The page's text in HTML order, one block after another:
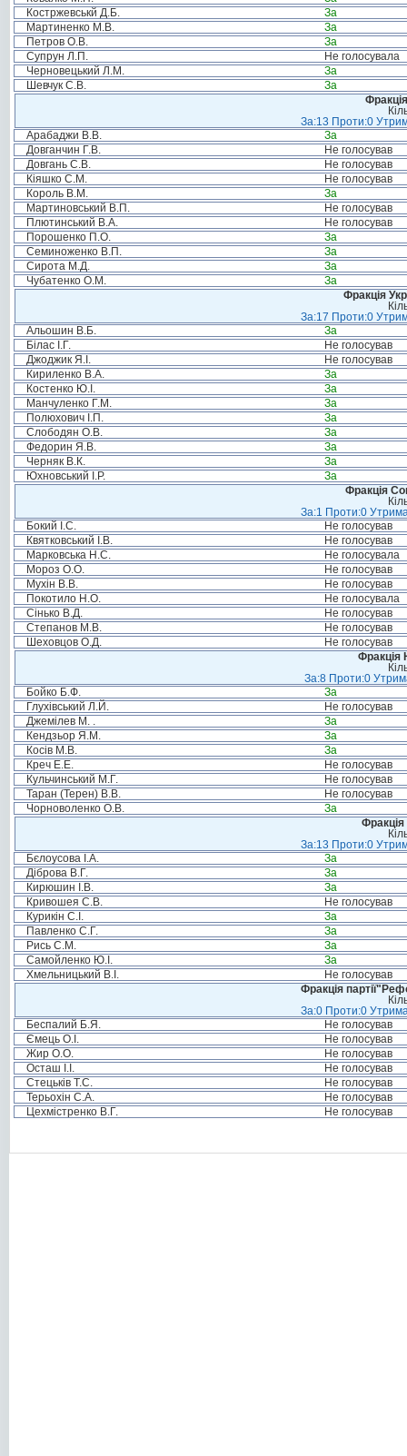
Костржевськй Д.Б.
За
Мартиненко М.В.
За
Петров О.В.
За
Супрун Л.П.
Не голосувала
Черновецький Л.М.
За
Шевчук С.В.
За
За:13 Проти:0
Арабаджи В.В.
За
Довганчин Г.В.
Не голосував
Довгань С.В.
Не голосував
Кіяшко С.М.
Не голосував
Король В.М.
За
Мартиновський В.П.
Не голосував
Плютинський В.А.
Не голосував
Порошенко П.О.
За
Семиноженко В.П.
За
Сирота М.Д.
За
Чубатенко О.М.
За
Фракція
За:17 Проти:0
Альошин В.Б.
За
Білас І.Г.
Не голосував
Джоджик Я.І.
Не голосував
Кириленко В.А.
За
Костенко Ю.І.
За
Манчуленко Г.М.
За
Полюхович І.П.
За
Слободян О.В.
За
Федорин Я.В.
За
Черняк В.К.
За
Юхновський І.Р.
За
Фракція
За:1 Проти:0
Бокий І.С.
Не голосував
Квятковський І.В.
Не голосував
Марковська Н.С.
Не голосувала
Мороз О.О.
Не голосував
Мухін В.В.
Не голосував
Покотило Н.О.
Не голосувала
Сінько В.Д.
Не голосував
Степанов М.В.
Не голосував
Шеховцов О.Д.
Не голосував
Фракція
За:8 Проти:0
Бойко Б.Ф.
За
Глухівський Л.Й.
Не голосував
Джемілев М. .
За
Кендзьор Я.М.
За
Косів М.В.
За
Креч Е.Е.
Не голосував
Кульчинський М.Г.
Не голосував
Таран (Терен) В.В.
Не голосував
Чорноволенко О.В.
За
Фракція
За:13 Проти:0
Бєлоусова І.А.
За
Діброва В.Г.
За
Кирюшин І.В.
За
Кривошея С.В.
Не голосував
Курикін С.І.
За
Павленко С.Г.
За
Рись С.М.
За
Самойленко Ю.І.
За
Хмельницький В.І.
Не голосував
Фракція
За:0 Проти:0
Беспалий Б.Я.
Не голосував
Ємець О.І.
Не голосував
Жир О.О.
Не голосував
Осташ І.І.
Не голосував
Стецьків Т.С.
Не голосував
Терьохін С.А.
Не голосував
Цехмістренко В.Г.
Не голосував